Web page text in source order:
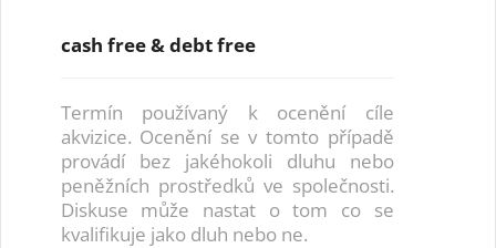
cash free & debt free
Termín používaný k ocenění cíle
akvizice. Ocenění se v tomto případě
provádí bez jakéhokoli dluhu nebo
peněžních prostředků ve společnosti.
Diskuse může nastat o tom co se
kvalifikuje jako dluh nebo ne.